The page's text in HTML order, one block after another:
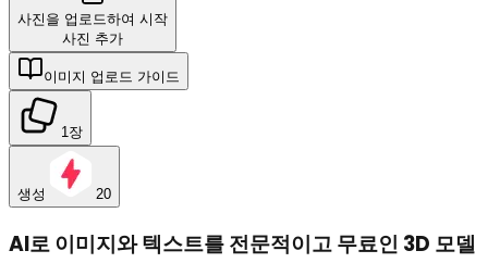
사진을 업로드하여 시작
사진 추가
이미지 업로드 가이드
1장
생성 20
AI로 이미지와 텍스트를 전문적이고 무료인 3D 모델